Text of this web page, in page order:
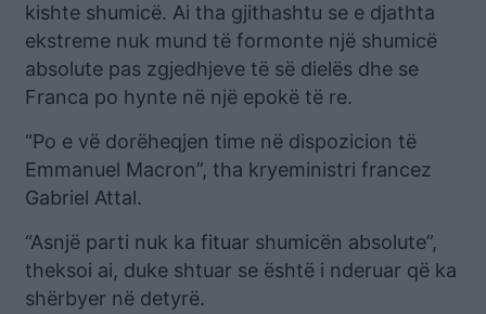
kishte shumicë. Ai tha gjithashtu se e djathta
ekstreme nuk mund të formonte një shumicë
absolute pas zgjedhjeve të së dielës dhe se
Franca po hynte në një epokë të re.
“Po e vë dorëheqjen time në dispozicion të
Emmanuel Macron”, tha kryeministri francez
Gabriel Attal.
“Asnjë parti nuk ka fituar shumicën absolute”,
theksoi ai, duke shtuar se është i nderuar që ka
shërbyer në detyrë.